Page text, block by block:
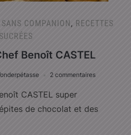
SANS COMPANION, RECETTES
SUCRÉES
Benoît CASTEL
2 commentaires
CASTEL super
de chocolat et des